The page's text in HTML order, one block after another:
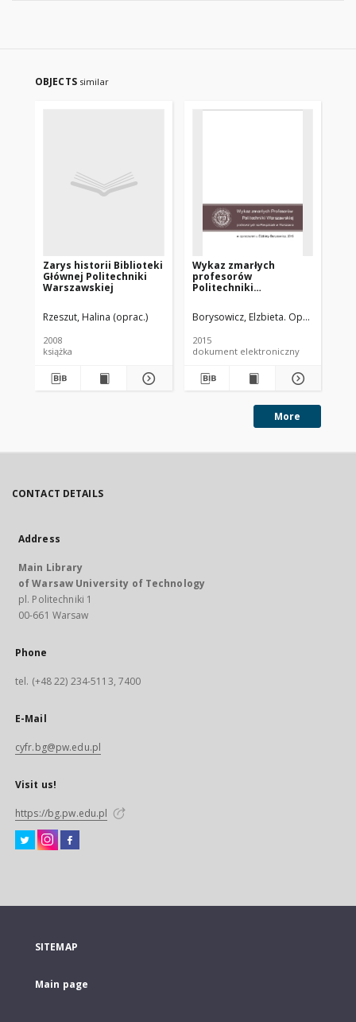
OBJECTS similar
Zarys historii Biblioteki
Głównej Politechniki
Warszawskiej
Rzeszut, Halina (oprac.)
2008
książka
Wykaz zmarłych
profesorów
Politechniki
pochowanych na
Powązkach w
Borysowicz, Elzbieta. Oprac.
2015
dokument elektroniczny
More
CONTACT DETAILS
Address
Main Library
of Warsaw University of Technology
pl. Politechniki 1
00-661 Warsaw
Phone
tel. (+48 22) 234-5113, 7400
E-Mail
cyfr.bg@pw.edu.pl
Visit us!
https://bg.pw.edu.pl
SITEMAP
Main page